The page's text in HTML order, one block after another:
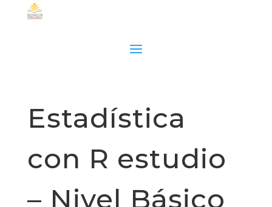
Estadística
con R estudio
– Nivel Básico